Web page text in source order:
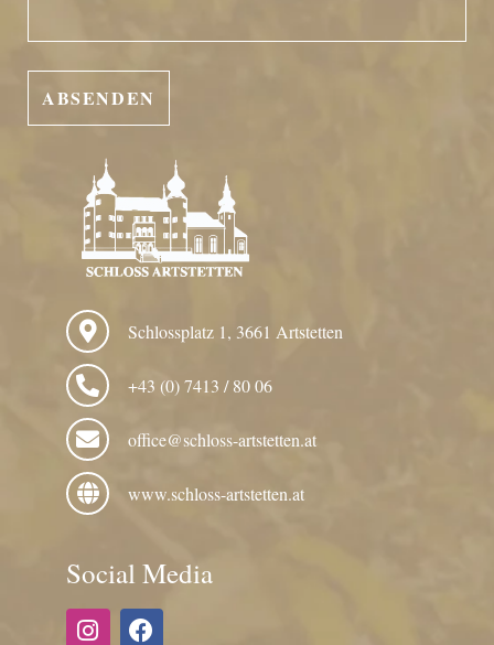
Schlossplatz 1, 3661 Artstetten
+43 (0) 7413 / 80 06
office@schloss-artstetten.at
www.schloss-artstetten.at
Social Media